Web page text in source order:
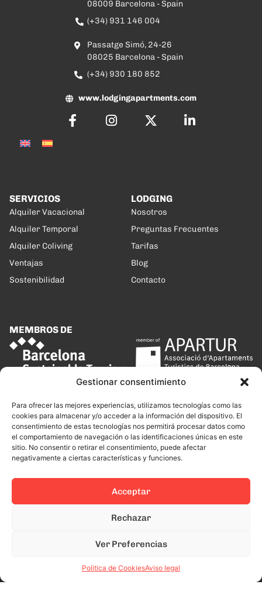
Gestionar consentimiento
Para ofrecer las mejores experiencias, utilizamos tecnologías como las
cookies para almacenar y/o acceder a la información del dispositivo. El
consentimiento de estas tecnologías nos permitirá procesar datos como
el comportamiento de navegación o las identificaciones únicas en este
sitio. No consentir o retirar el consentimiento, puede afectar
negativamente a ciertas características y funciones.
Acceptar
Rechazar
Ver Preferencias
Politica de CookiesAviso legal
08009 Barcelona - Spain
(+34) 931 146 004
Passatge Simó, 24-26
08025 Barcelona - Spain
(+34) 930 180 852
www.lodgingapartments.com
SERVICIOS
Alquiler Vacacional
Alquiler Temporal
Alquiler Coliving
Ventajas
Sostenibilidad
LODGING
Nosotros
Preguntas Frecuentes
Tarifas
Blog
Contacto
MEMBROS DE
This site is protected by reCAPTCHA and the Google